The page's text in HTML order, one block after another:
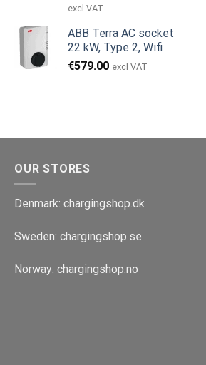
var:
€999.00.
er:
€979.00.
excl VAT
ABB Terra AC socket
22 kW, Type 2, Wifi
€579.00 excl VAT
OUR STORES
Denmark: chargingshop.dk
Sweden: chargingshop.se
Norway: chargingshop.no